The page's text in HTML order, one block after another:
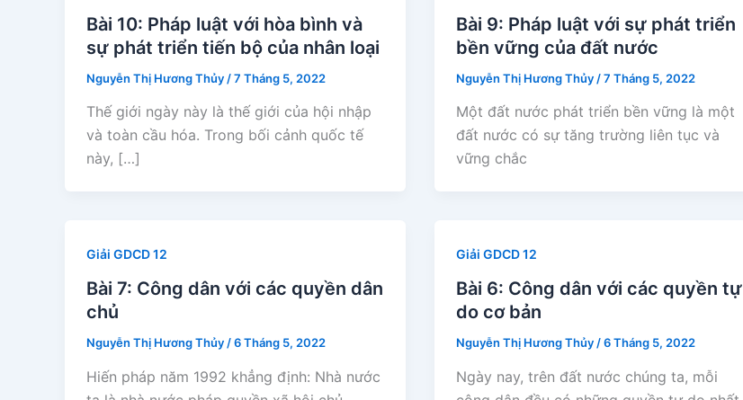
Bài 10: Pháp luật với hòa bình và
sự phát triển tiến bộ của nhân loại
Nguyễn Thị Hương Thủy /7 Tháng 5, 2022
Thế giới ngày này là thế giới của hội nhập
và toàn cầu hóa. Trong bối cảnh quốc tế
này, […]
Bài 9: Pháp luật với sự phát triển
bền vững của đất nước
Nguyễn Thị Hương Thủy /7 Tháng 5, 2022
Một đất nước phát triển bền vững là một
đất nước có sự tăng trường liên tục và
vững chắc
Giải GDCD 12
Bài 7: Công dân với các quyền dân
chủ
Nguyễn Thị Hương Thủy /6 Tháng 5, 2022
Hiến pháp năm 1992 khẳng định: Nhà nước
Giải GDCD 12
Bài 6: Công dân với các quyền tự
do cơ bản
Nguyễn Thị Hương Thủy /6 Tháng 5, 2022
Ngày nay, trên đất nước chúng ta, mỗi